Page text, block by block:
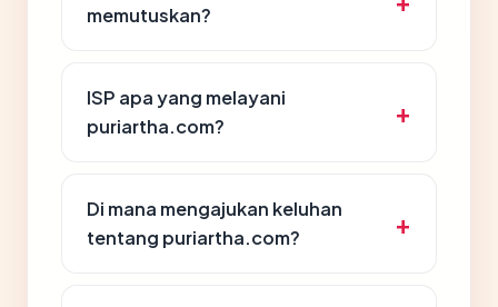
memutuskan?
ISP apa yang melayani
puriartha.com?
Di mana mengajukan keluhan
tentang puriartha.com?